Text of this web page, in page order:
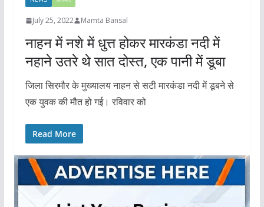
July 25, 2022 Mamta Bansal
नाहन में नशे में धुत्त होकर मारकंडा नदी में
नहाने उतरे थे सात दोस्त, एक पानी में डूबा
जिला सिरमौर के मुख्यालय नाहन से सटी मारकंडा नदी में डूबने से
एक युवक की मौत हो गई। रविवार को
Read More